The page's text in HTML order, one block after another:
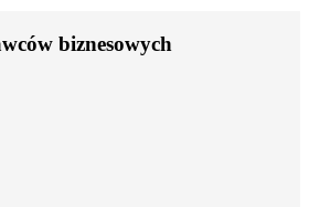
biznesowych